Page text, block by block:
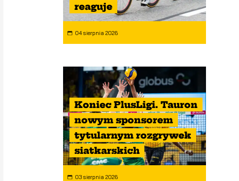
reaguje
04 sierpnia 2026
Koniec PlusLigi. Tauron
nowym sponsorem
tytularnym rozgrywek
siatkarskich
03 sierpnia 2026